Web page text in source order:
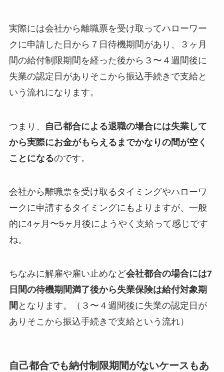
実際には会社から離職票を受け取ってハローワー
クに申請した日から７日待機期間があり、３ヶ月
間の給付制限期間を経った後から３〜４週間後に
失業の認定日がありそこから振込手続きで支給と
いう流れになります。
つまり、
自己都合による退職の場合には失業して
から実際にお金がもらえるまでかなりの間が空く
ことになるのです。
会社から離職票を受け取るタイミングやハローワ
ークに申請するタイミングにもよりますが、一般
的に4ヶ月〜5ヶ月後にようやく支給って感じです
ね。
ちなみに解雇や雇い止めなど会社都合の場合には7
日間の待機期間満了後から失業保険は給付対象期
間 となります。（３〜４週間後に失業の認定日が
ありそこから振込手続きで支給という流れ）
自己都合でも納付制限期間がないケースもあ